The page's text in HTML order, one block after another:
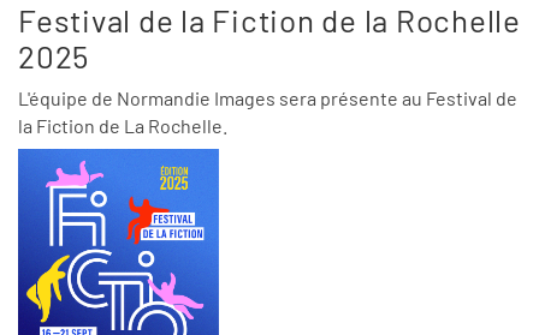
Festival de la Fiction de la Rochelle
2025
L'équipe de Normandie Images sera présente au Festival de
la Fiction de La Rochelle.